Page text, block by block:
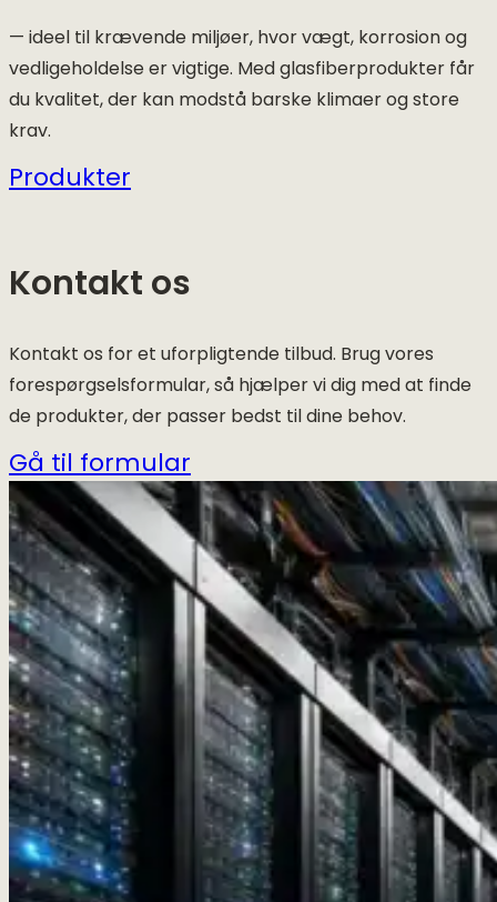
— ideel til krævende miljøer, hvor vægt, korrosion og
vedligeholdelse er vigtige. Med glasfiberprodukter får
du kvalitet, der kan modstå barske klimaer og store
krav.
Produkter
Kontakt os
Kontakt os for et uforpligtende tilbud. Brug vores
forespørgselsformular, så hjælper vi dig med at finde
de produkter, der passer bedst til dine behov.
Gå til formular